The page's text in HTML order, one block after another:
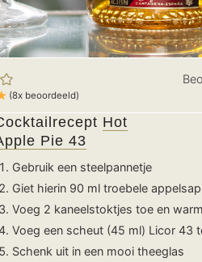
(8x beoordeeld)
Hot
Pie 43
Gebruik een steelpannetje
Giet hierin 90 ml troebele appelsap
Voeg 2 kaneelstoktjes toe en
Voeg een scheut (45 ml) Licor 43
Schenk uit in een mooi theeglas